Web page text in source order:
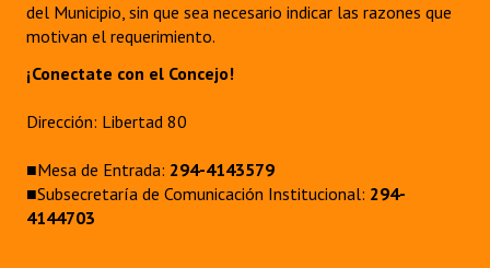
del Municipio, sin que sea necesario indicar las razones que
motivan el requerimiento.
¡Conectate con el Concejo!
Dirección: Libertad 80
■Mesa de Entrada: 294-4143579
■Subsecretaría de Comunicación Institucional: 294-
4144703